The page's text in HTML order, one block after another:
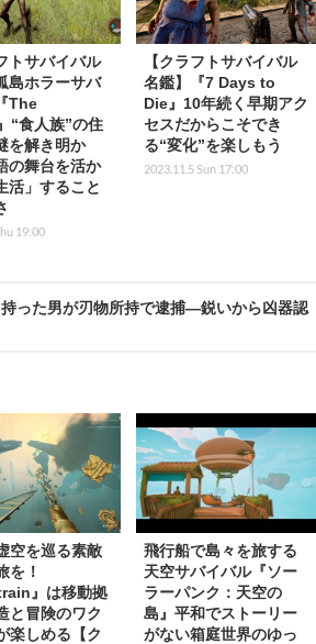
トサバイバル
島ホラーサバ
The
“食人族”の住
を解き明か
の舞台を活か
活」すること
19:00
【クラフトサバイバル
名鑑】『7 Days to
Die』10年続く早期アク
セスだからこそでき
る“変化”を楽しもう
2023.11.5 Sun 17:00
った男が刃物所持で逮捕―鋭いから凶器認
空を巡る素敵
を！
』は移動拠
と冒険のワク
楽しめる【ク
飛行船で島々を旅する
天空サバイバル『ソー
ラーパンク：天空の
島』平和でストーリー
がない箱庭世界のゆっ